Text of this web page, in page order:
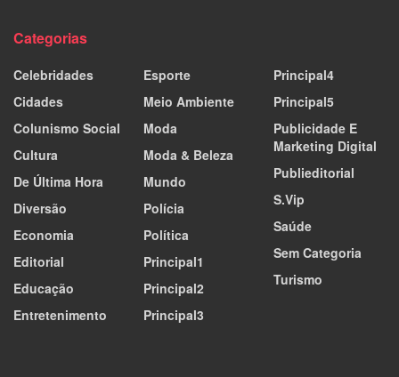
Categorias
Celebridades
Cidades
Colunismo Social
Cultura
De Última Hora
Diversão
Economia
Editorial
Educação
Entretenimento
Esporte
Meio Ambiente
Moda
Moda & Beleza
Mundo
Polícia
Política
Principal1
Principal2
Principal3
Principal4
Principal5
Publicidade E
Marketing Digital
Publieditorial
S.Vip
Saúde
Sem Categoria
Turismo